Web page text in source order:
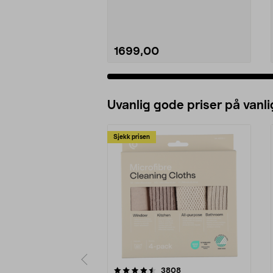
1699,00
Uvanlig gode priser på
Sjekk prisen
3808anmeldelser
4.5av 5 stjerner